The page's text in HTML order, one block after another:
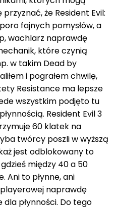
że Resident Evil:
fajnych pomysłów, a
wachlarz naprawdę
które czynią
w takim Dead by
i pograłem chwilę,
Resistance ma lepsze
wszystkim podjęto tu
Resident Evil 3
60 klatek na
twórcy poszli w wyższą
jest odblokowany to
między 40 a 50
Ani to płynne, ani
naprawdę
płynności. Do tego